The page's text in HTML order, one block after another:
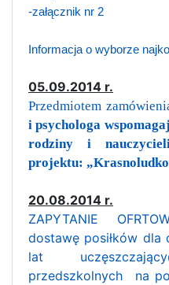
-załącznik nr 2
Informacja o wyborze
05.09.2014 r.
Przedmiotem
i psychologa
rodziny i
projektu:
20.08.2014 r.
ZAPYTANIE
dostawę posiłków
lat
przedszkolnych na